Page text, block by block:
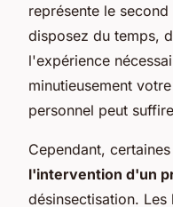
représente le
disposez du temps,
l'expérience
minutieusement
personnel peut
Cependant,
l'intervention d'un
désinsectisation.